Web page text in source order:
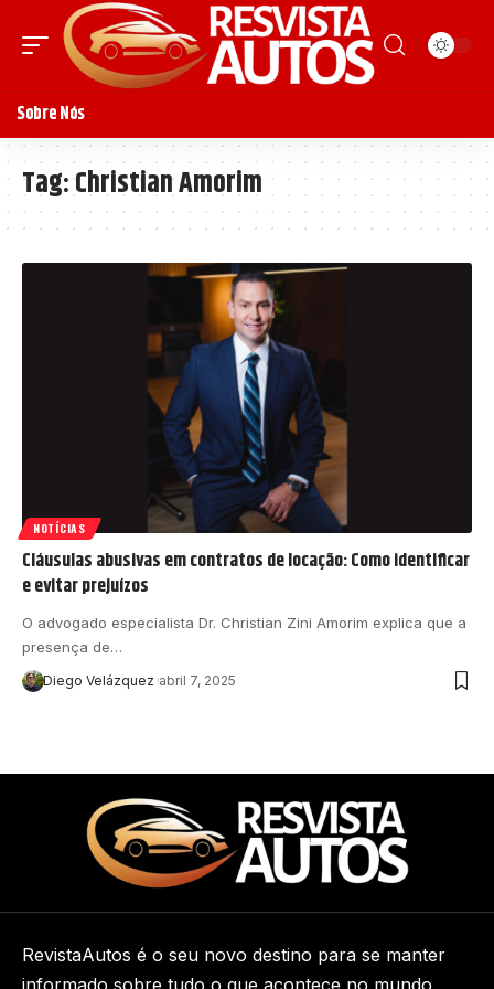
Sobre Nós
Tag:Christian Amorim
NOTÍCIAS
Cláusulas abusivas em contratos de locação: Como identificar
e evitar prejuízos
O advogado especialista Dr. Christian Zini Amorim explica que a
presença de…
Diego Velázquez abril 7, 2025
RevistaAutos é o seu novo destino para se manter
informado sobre tudo o que acontece no mundo